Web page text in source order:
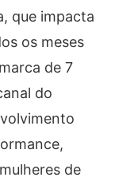
que impacta
os meses
de 7
do
de